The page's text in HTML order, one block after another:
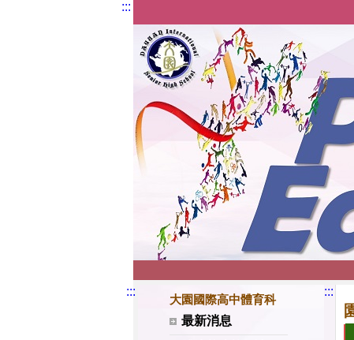
體育科 | 園高體育班
:::
:::
大園國際高中體育科
網站選單最新消息
:::